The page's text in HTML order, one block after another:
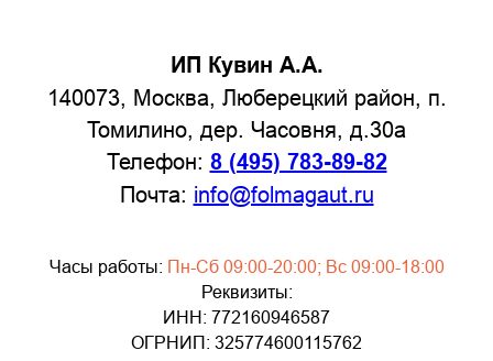
ИП Кувин А.А.
140073, Москва, Люберецкий район, п.
Томилино, дер. Часовня, д.30а
Телефон: 8 (495) 783-89-82
Почта: info@folmagaut.ru
Часы работы: Пн-Сб 09:00-20:00; Вс 09:00-18:00
Реквизиты:
ИНН: 772160946587
ОГРНИП: 325774600115762